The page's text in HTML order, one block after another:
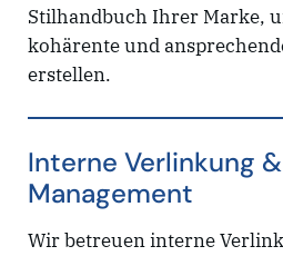
Stilhandbuch Ihrer Marke,
kohärente und
erstellen.
Interne Verlinkung
Management
Wir betreuen interne